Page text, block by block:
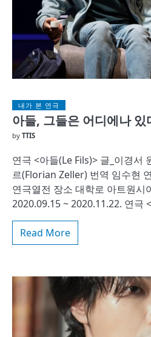
내가 본 연극
아들, 그들은 어디에나 있
by TTIS
연극 <아들(Le Fils)> 글_이경서
르(Florian Zeller) 번역 임수현
연극열전 장소 대학로 아트원시
2020.09.15 ~ 2020.11.22. 연극
Read More